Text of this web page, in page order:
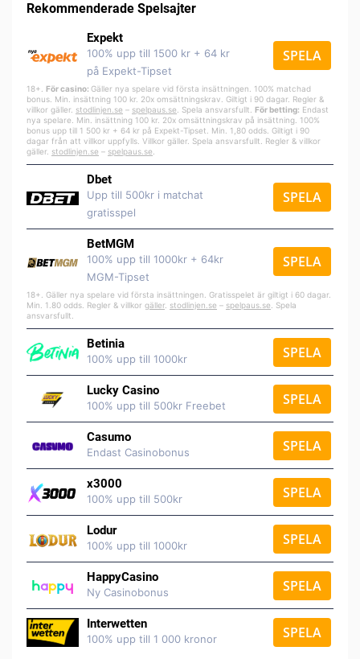
Rekommenderade Spelsajter
Expekt
100% upp till 1500 kr + 64 kr
på Expekt-Tipset
SPELA
18+. För casino: Gäller nya spelare vid första insättningen. 100% matchad
bonus. Min. insättning 100 kr. 20x omsättningskrav. Giltigt i 90 dagar. Regler &
villkor gäller. stodlinjen.se – spelpaus.se . Spela ansvarsfullt. För betting: Endast
nya spelare. Min. insättning 100 kr. 20x omsättningskrav på insättning. 100%
bonus upp till 1 500 kr + 64 kr på Expekt-Tipset. Min. 1,80 odds. Giltigt i 90
dagar från att villkor uppfylls. Villkor gäller. Spela ansvarsfullt. Regler & villkor
gäller. stodlinjen.se – spelpaus.se
Dbet
Upp till 500kr i matchat
gratisspel
SPELA
BetMGM
100% upp till 1000kr + 64kr
MGM-Tipset
SPELA
18+. Gäller nya spelare vid första insättningen. Gratisspelet är giltigt i 60 dagar.
Min. 1.80 odds. Regler & villkor gäller stodlinjen.se – spelpaus.se . Spela
ansvarsfullt.
Betinia
100% upp till 1000kr SPELA
Lucky Casino
100% upp till 500kr Freebet SPELA
Casumo
Endast Casinobonus SPELA
x3000
100% upp till 500kr SPELA
Lodur
100% upp till 1000kr SPELA
HappyCasino
Ny Casinobonus SPELA
Interwetten
100% upp till 1 000 kronor SPELA